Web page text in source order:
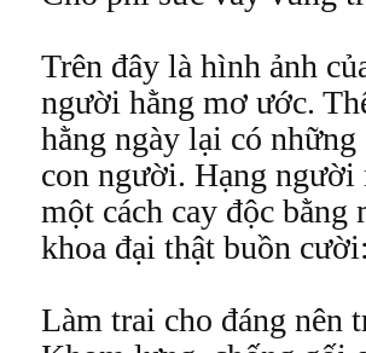
Trên đây là hình ảnh
người hằng mơ ước.
hằng ngày lại có
con người. Hạng
một cách cay độc
khoa đại thật buồn
Làm trai cho đáng nên